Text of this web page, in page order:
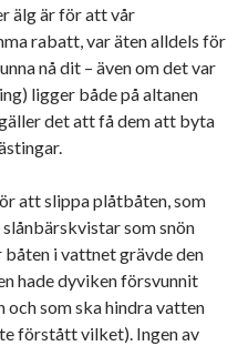
älg är för att vår
rabatt, var äten alldels för
nå dit – även om det var
ligger både på altanen
det att få dem att byta
att slippa plåtbåten, som
som snön
i vattnet grävde den
hade dyviken försvunnit
som ska hindra vatten
förstått vilket). Ingen av